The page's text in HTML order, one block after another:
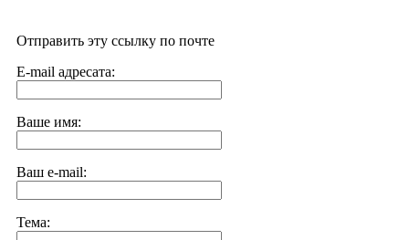
Отправить эту ссылку по почте
E-mail адресата:
Ваше имя:
Ваш e-mail:
Тема: